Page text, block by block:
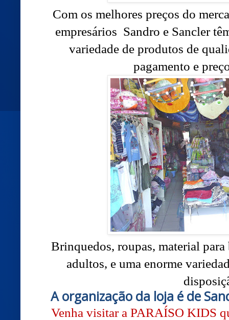
Com os melhores preços do
empresários Sandro e Sancler
variedade de produtos de
pagamento e
Brinquedos, roupas, material para
adultos, e uma enorme
A organização da loja é de
Venha visitar a PARAÍSO KIDS